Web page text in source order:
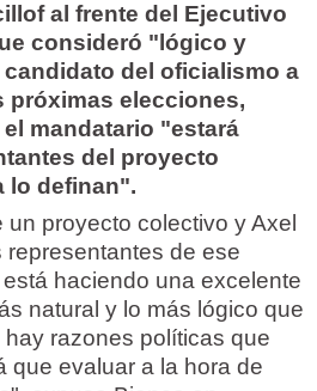
al frente del Ejecutivo
consideró "lógico y
del oficialismo a
próximas elecciones,
mandatario "estará
del proyecto
lo definan".
proyecto colectivo y Axel
de ese
haciendo una excelente
natural y lo más lógico que
razones políticas que
que evaluar a la hora de